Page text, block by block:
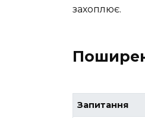
захоплює.
Запитання